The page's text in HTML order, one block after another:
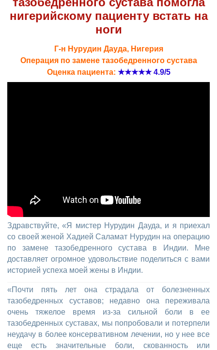
нигерийскому пациенту встать на
ноги
Г-н Нурудин Дауда, Нигерия
Операция по замене тазобедренного сустава
Оценка пациента: ★★★★★ 4.9/5
Здравствуйте, «Я мистер Нурудин Дауда, и я приехал
со своей женой Хадией Саламат Нурудин на операцию
по замене тазобедренного сустава в Индии. Мне
доставляет огромное удовольствие поделиться с вами
историей успеха моей жены в Индии.
«Почти пять лет она страдала от болезненных
тазобедренных суставов; недавно она переживала
очень тяжелое время из-за сильной боли в ее
тазобедренных суставах, мы попробовали и потерпели
неудачу в более консервативном лечении, но у нее все
еще есть значительные боли, скованность или